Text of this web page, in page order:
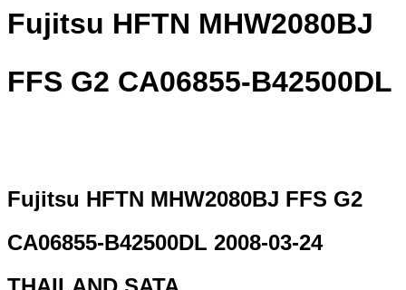
Fujitsu HFTN MHW2080BJ
FFS G2 CA06855-B42500DL
Fujitsu HFTN MHW2080BJ FFS G2
CA06855-B42500DL 2008-03-24